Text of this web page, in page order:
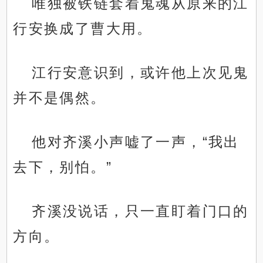
唯独被铁链套着鬼魂从原来的江
行安换成了曹大用。
江行安意识到，或许他上次见鬼
并不是偶然。
他对齐溪小声嘘了一声，“我出
去下，别怕。”
齐溪没说话，只一直盯着门口的
方向。